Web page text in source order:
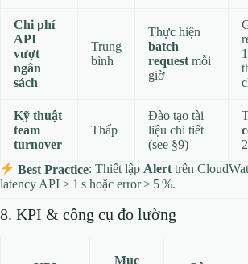
Chi phí
API
vượt
ngân
sách
Trung
bình
Thực hiện
batch
request mỗi
giờ
Kỹ thuật
team
turnover
Thấp
Đào tạo tài
liệu chi tiết
(see §9)
Best Practice: Thiết lậpAlerttrên
latency API > 1 s hoặc error > 5 %.
8. KPI & công cụ đo lường
Mục